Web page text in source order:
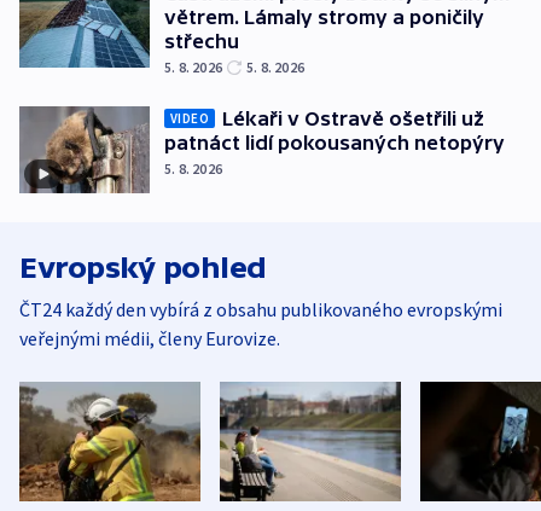
větrem. Lámaly stromy a poničily
střechu
5. 8. 2026 5. 8. 2026
VIDEO
Lékaři v Ostravě ošetřili už
patnáct lidí pokousaných netopýry
5. 8. 2026
Evropský pohled
ČT24 každý den vybírá z obsahu publikovaného evropskými
veřejnými médii, členy Eurovize.